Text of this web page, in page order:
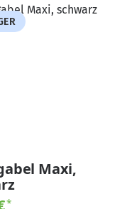
Maxi,
*